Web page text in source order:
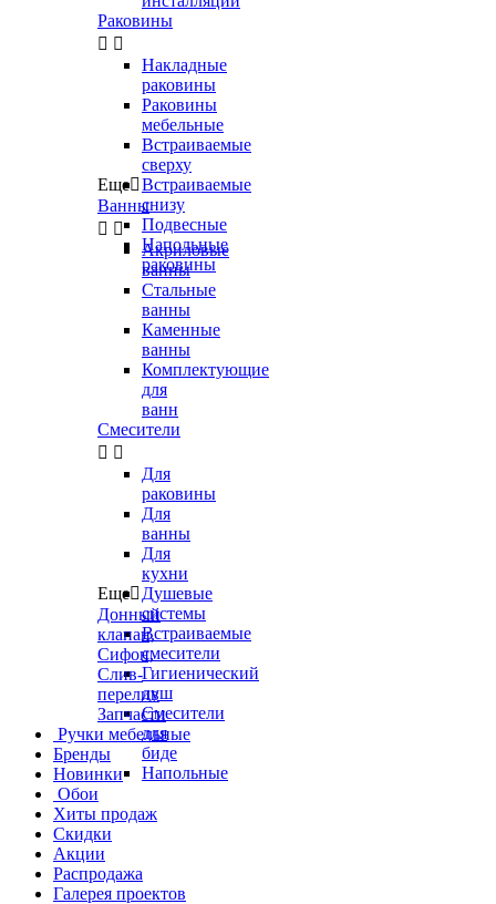
Раковины
 
Накладные
раковины
Раковины
мебельные
Встраиваемые
сверху
Встраиваемые
снизу
Подвесные
Напольные
раковины
Еще
Ванны
 
Акриловые
ванны
Стальные
ванны
Каменные
ванны
Комплектующие
для
ванн
Смесители
 
Для
раковины
Для
ванны
Для
кухни
Душевые
системы
Встраиваемые
смесители
Гигиенический
душ
Смесители
для
биде
Напольные
Еще
Донный
клапан,
Сифон,
Слив-
перелив
Запчасти
Ручки мебельные
Бренды
Новинки
Обои
Хиты продаж
Скидки
Акции
Распродажа
Галерея проектов